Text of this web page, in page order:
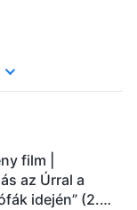
film |
az Úrral a
idején” (2.